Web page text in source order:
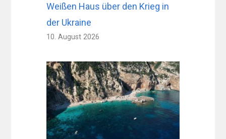
Weißen Haus über den Krieg in
der Ukraine
10. August 2026